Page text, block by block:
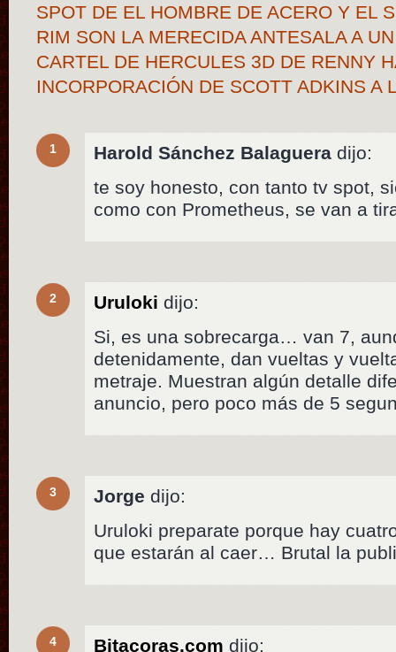
SPOT DE EL HOMBRE DE ACERO Y EL
RIM SON LA MERECIDA ANTESALA A
CARTEL DE HERCULES 3D DE RENNY
INCORPORACIÓN DE SCOTT ADKINS A
1 Harold Sánchez Balaguera dijo:
te soy honesto, con tanto tv spot,
como con Prometheus, se van a
2 Uruloki dijo:
Si, es una sobrecarga… van 7,
detenidamente, dan vueltas y
metraje. Muestran algún detalle
anuncio, pero poco más de 5
3 Jorge dijo:
Uruloki preparate porque hay
que estarán al caer… Brutal la
4 Bitacoras.com dijo: